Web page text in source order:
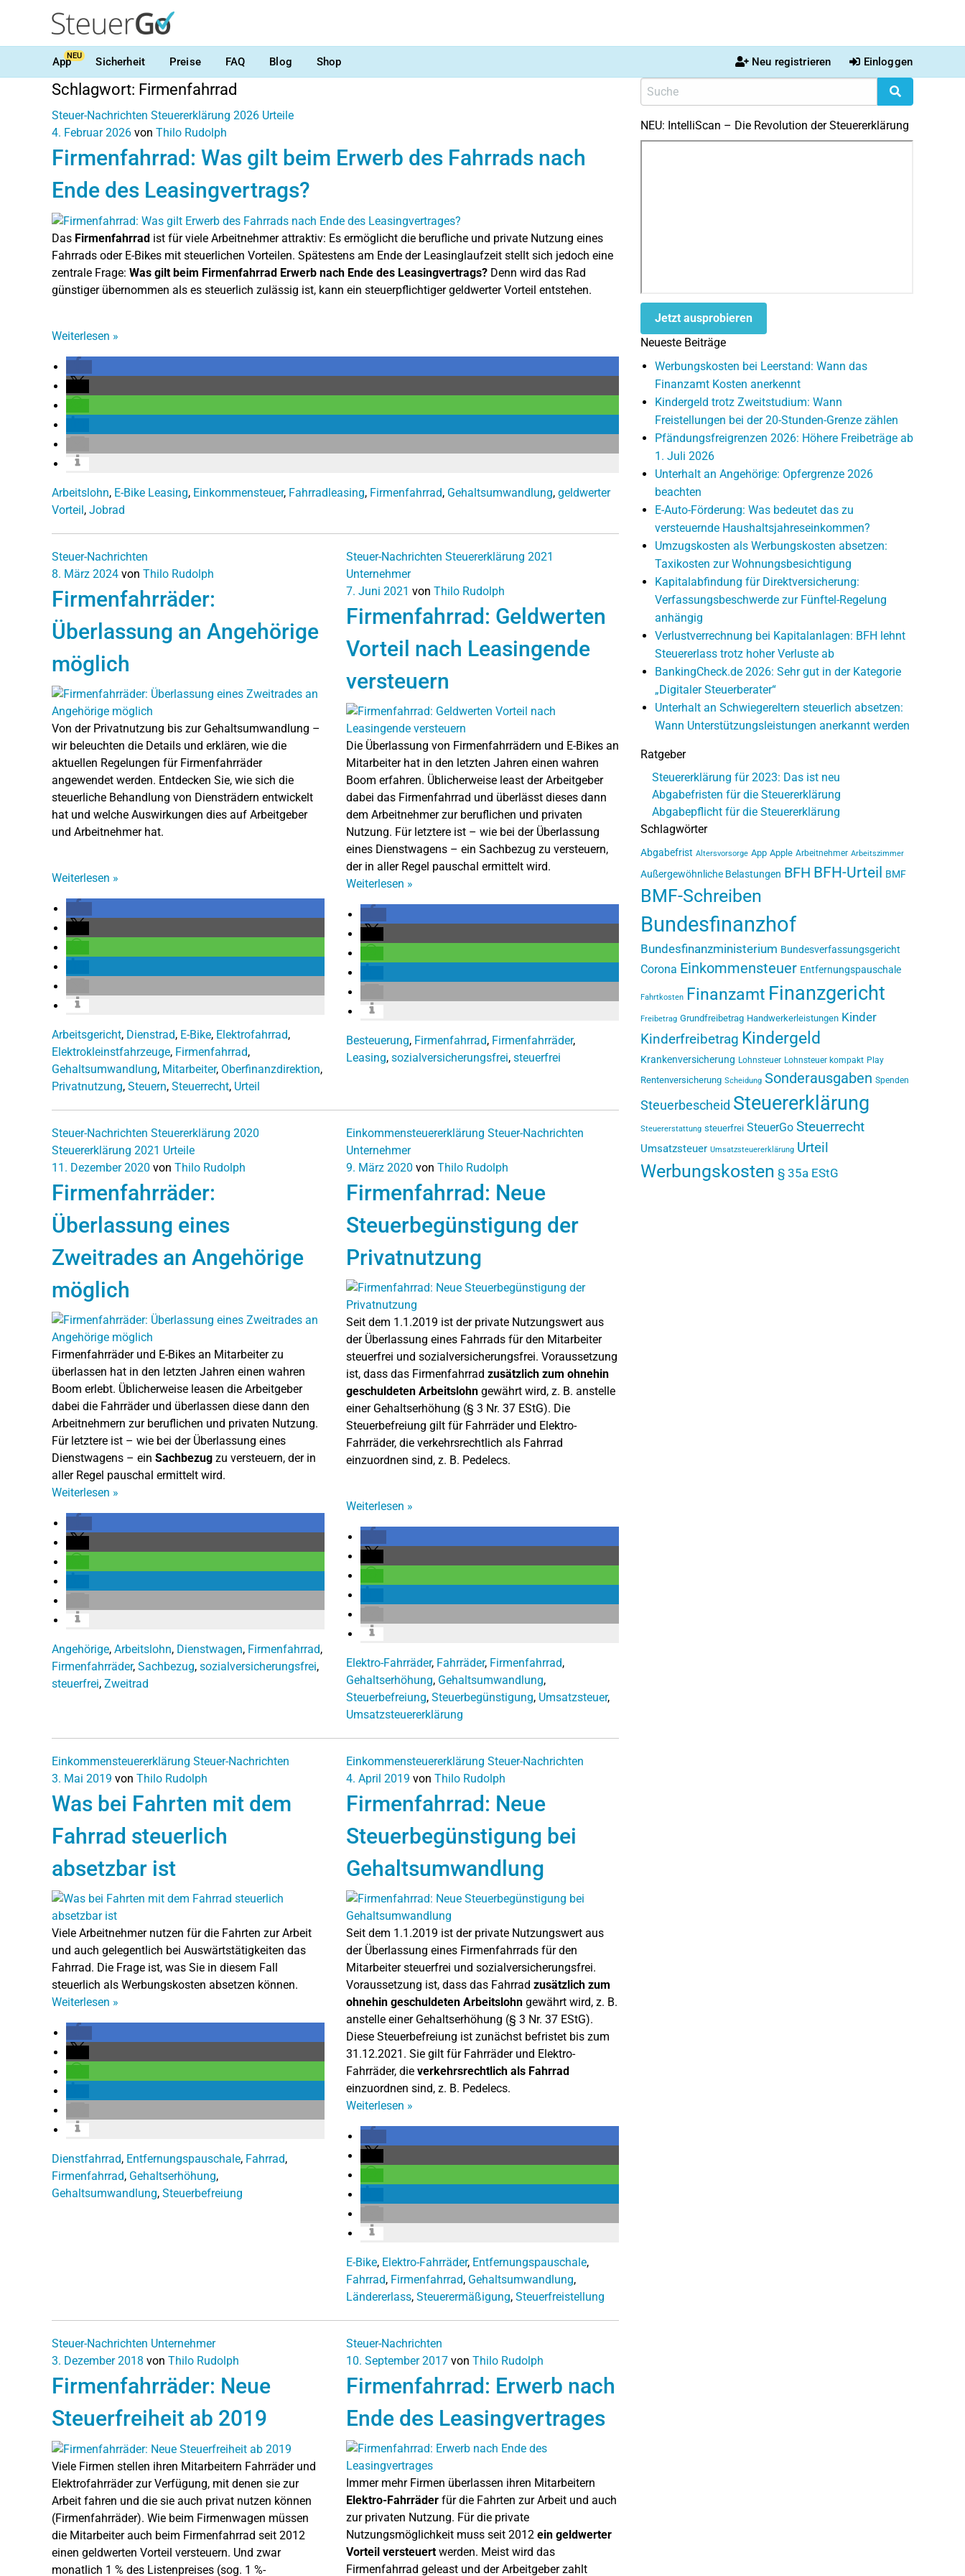
AppNEU Sicherheit Preise FAQ Blog Shop Neu registrieren Einloggen
Schlagwort: Firmenfahrrad
Steuer-Nachrichten Steuererklärung 2026 Urteile
4. Februar 2026 von Thilo Rudolph
Firmenfahrrad: Was gilt beim Erwerb des Fahrrads nach
Ende des Leasingvertrags?
Das Firmenfahrrad ist für viele Arbeitnehmer attraktiv: Es ermöglicht die berufliche und private Nutzung eines
Fahrrads oder E-Bikes mit steuerlichen Vorteilen. Spätestens am Ende der Leasinglaufzeit stellt sich jedoch eine
zentrale Frage: Was gilt beim Firmenfahrrad Erwerb nach Ende des Leasingvertrags? Denn wird das Rad
günstiger übernommen als es steuerlich zulässig ist, kann ein steuerpflichtiger geldwerter Vorteil entstehen.
Weiterlesen »
Arbeitslohn, E-Bike Leasing, Einkommensteuer, Fahrradleasing, Firmenfahrrad, Gehaltsumwandlung, geldwerter
Vorteil, Jobrad
Steuer-Nachrichten
8. März 2024 von Thilo Rudolph
Firmenfahrräder:
Überlassung an Angehörige
möglich
Von der Privatnutzung bis zur Gehaltsumwandlung –
wir beleuchten die Details und erklären, wie die
aktuellen Regelungen für Firmenfahrräder
angewendet werden. Entdecken Sie, wie sich die
steuerliche Behandlung von Diensträdern entwickelt
hat und welche Auswirkungen dies auf Arbeitgeber
und Arbeitnehmer hat.
Weiterlesen »
Arbeitsgericht, Dienstrad, E-Bike, Elektrofahrrad,
Elektrokleinstfahrzeuge, Firmenfahrrad,
Gehaltsumwandlung, Mitarbeiter, Oberfinanzdirektion,
Privatnutzung, Steuern, Steuerrecht, Urteil
Steuer-Nachrichten Steuererklärung 2021
Unternehmer
7. Juni 2021 von Thilo Rudolph
Firmenfahrrad: Geldwerten
Vorteil nach Leasingende
versteuern
Die Überlassung von Firmenfahrrädern und E-Bikes an
Mitarbeiter hat in den letzten Jahren einen wahren
Boom erfahren. Üblicherweise least der Arbeitgeber
dabei das Firmenfahrrad und überlässt dieses dann
dem Arbeitnehmer zur beruflichen und privaten
Nutzung. Für letztere ist – wie bei der Überlassung
eines Dienstwagens – ein Sachbezug zu versteuern,
der in aller Regel pauschal ermittelt wird.
Weiterlesen »
Besteuerung, Firmenfahrrad, Firmenfahrräder,
Leasing, sozialversicherungsfrei, steuerfrei
Steuer-Nachrichten Steuererklärung 2020
Steuererklärung 2021 Urteile
11. Dezember 2020 von Thilo Rudolph
Firmenfahrräder:
Überlassung eines
Zweitrades an Angehörige
möglich
Firmenfahrräder und E-Bikes an Mitarbeiter zu
überlassen hat in den letzten Jahren einen wahren
Boom erlebt. Üblicherweise leasen die Arbeitgeber
dabei die Fahrräder und überlassen diese dann den
Arbeitnehmern zur beruflichen und privaten Nutzung.
Für letztere ist – wie bei der Überlassung eines
Dienstwagens – ein Sachbezug zu versteuern, der in
aller Regel pauschal ermittelt wird.
Weiterlesen »
Angehörige, Arbeitslohn, Dienstwagen, Firmenfahrrad,
Firmenfahrräder, Sachbezug, sozialversicherungsfrei,
steuerfrei, Zweitrad
Einkommensteuererklärung Steuer-Nachrichten
Unternehmer
9. März 2020 von Thilo Rudolph
Firmenfahrrad: Neue
Steuerbegünstigung der
Privatnutzung
Seit dem 1.1.2019 ist der private Nutzungswert aus
der Überlassung eines Fahrrads für den Mitarbeiter
steuerfrei und sozialversicherungsfrei. Voraussetzung
ist, dass das Firmenfahrrad zusätzlich zum ohnehin
geschuldeten Arbeitslohn gewährt wird, z. B. anstelle
einer Gehaltserhöhung (§ 3 Nr. 37 EStG). Die
Steuerbefreiung gilt für Fahrräder und Elektro-
Fahrräder, die verkehrsrechtlich als Fahrrad
einzuordnen sind, z. B. Pedelecs.
Weiterlesen »
Elektro-Fahrräder, Fahrräder, Firmenfahrrad,
Gehaltserhöhung, Gehaltsumwandlung,
Steuerbefreiung, Steuerbegünstigung, Umsatzsteuer,
Umsatzsteuererklärung
Einkommensteuererklärung Steuer-Nachrichten
3. Mai 2019 von Thilo Rudolph
Was bei Fahrten mit dem
Fahrrad steuerlich
absetzbar ist
Viele Arbeitnehmer nutzen für die Fahrten zur Arbeit
und auch gelegentlich bei Auswärtstätigkeiten das
Fahrrad. Die Frage ist, was Sie in diesem Fall
steuerlich als Werbungskosten absetzen können.
Weiterlesen »
Dienstfahrrad, Entfernungspauschale, Fahrrad,
Firmenfahrrad, Gehaltserhöhung,
Gehaltsumwandlung, Steuerbefreiung
Einkommensteuererklärung Steuer-Nachrichten
4. April 2019 von Thilo Rudolph
Firmenfahrrad: Neue
Steuerbegünstigung bei
Gehaltsumwandlung
Seit dem 1.1.2019 ist der private Nutzungswert aus
der Überlassung eines Firmenfahrrads für den
Mitarbeiter steuerfrei und sozialversicherungsfrei.
Voraussetzung ist, dass das Fahrrad zusätzlich zum
ohnehin geschuldeten Arbeitslohn gewährt wird, z. B.
anstelle einer Gehaltserhöhung (§ 3 Nr. 37 EStG).
Diese Steuerbefreiung ist zunächst befristet bis zum
31.12.2021. Sie gilt für Fahrräder und Elektro-
Fahrräder, die verkehrsrechtlich als Fahrrad
einzuordnen sind, z. B. Pedelecs.
Weiterlesen »
E-Bike, Elektro-Fahrräder, Entfernungspauschale,
Fahrrad, Firmenfahrrad, Gehaltsumwandlung,
Ländererlass, Steuerermäßigung, Steuerfreistellung
Steuer-Nachrichten Unternehmer
3. Dezember 2018 von Thilo Rudolph
Firmenfahrräder: Neue
Steuerfreiheit ab 2019
Viele Firmen stellen ihren Mitarbeitern Fahrräder und
Elektrofahrräder zur Verfügung, mit denen sie zur
Arbeit fahren und die sie auch privat nutzen können
(Firmenfahrräder). Wie beim Firmenwagen müssen
die Mitarbeiter auch beim Firmenfahrrad seit 2012
einen geldwerten Vorteil versteuern. Und zwar
monatlich 1 % des Listenpreises (sog. 1 %-
Steuer-Nachrichten
10. September 2017 von Thilo Rudolph
Firmenfahrrad: Erwerb nach
Ende des Leasingvertrages
Immer mehr Firmen überlassen ihren Mitarbeitern
Elektro-Fahrräder für die Fahrten zur Arbeit und auch
zur privaten Nutzung. Für die private
Nutzungsmöglichkeit muss seit 2012 ein geldwerter
Vorteil versteuertwerden. Meist wird das
Firmenfahrrad geleast und der Arbeitgeber zahlt
NEU: IntelliScan – Die Revolution der Steuererklärung
Jetzt ausprobieren
Neueste Beiträge
Werbungskosten bei Leerstand: Wann das
Finanzamt Kosten anerkennt
Kindergeld trotz Zweitstudium: Wann
Freistellungen bei der 20-Stunden-Grenze zählen
Pfändungsfreigrenzen 2026: Höhere Freibeträge ab
1. Juli 2026
Unterhalt an Angehörige: Opfergrenze 2026
beachten
E-Auto-Förderung: Was bedeutet das zu
versteuernde Haushaltsjahreseinkommen?
Umzugskosten als Werbungskosten absetzen:
Taxikosten zur Wohnungsbesichtigung
Kapitalabfindung für Direktversicherung:
Verfassungsbeschwerde zur Fünftel-Regelung
anhängig
Verlustverrechnung bei Kapitalanlagen: BFH lehnt
Steuererlass trotz hoher Verluste ab
BankingCheck.de 2026: Sehr gut in der Kategorie
„Digitaler Steuerberater“
Unterhalt an Schwiegereltern steuerlich absetzen:
Wann Unterstützungsleistungen anerkannt werden
Ratgeber
Steuererklärung für 2023: Das ist neu
Abgabefristen für die Steuererklärung
Abgabepflicht für die Steuererklärung
Schlagwörter
Abgabefrist Altersvorsorge App Apple Arbeitnehmer Arbeitszimmer
Außergewöhnliche Belastungen BFH BFH-Urteil BMF
BMF-Schreiben
Bundesfinanzhof
Bundesfinanzministerium Bundesverfassungsgericht
Corona Einkommensteuer Entfernungspauschale
Fahrtkosten Finanzamt Finanzgericht
Freibetrag Grundfreibetrag Handwerkerleistungen Kinder
Kinderfreibetrag Kindergeld
Krankenversicherung Lohnsteuer Lohnsteuer kompakt Play
Rentenversicherung Scheidung Sonderausgaben Spenden
Steuerbescheid Steuererklärung
Steuererstattung steuerfrei SteuerGo Steuerrecht
Umsatzsteuer Umsatzsteuererklärung Urteil
Werbungskosten § 35a EStG